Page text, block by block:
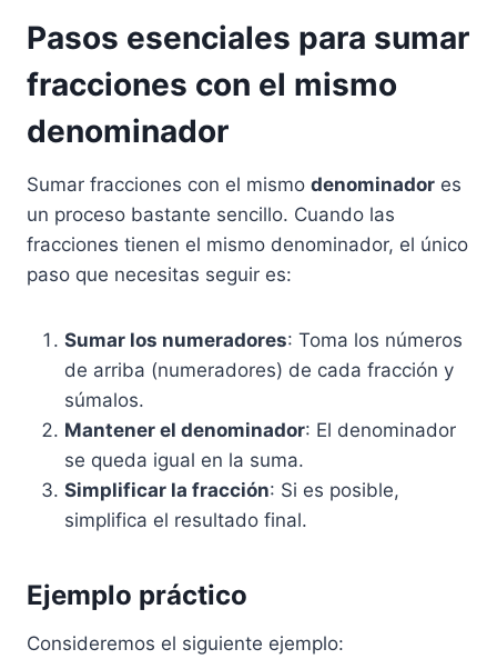
Pasos esenciales para sumar
fracciones con el mismo
denominador
Sumar fracciones con el mismo denominador es
un proceso bastante sencillo. Cuando las
fracciones tienen el mismo denominador, el único
paso que necesitas seguir es:
Sumar los numeradores: Toma los números
de arriba (numeradores) de cada fracción y
súmalos.
Mantener el denominador: El denominador
se queda igual en la suma.
Simplificar la fracción: Si es posible,
simplifica el resultado final.
Ejemplo práctico
Consideremos el siguiente ejemplo: